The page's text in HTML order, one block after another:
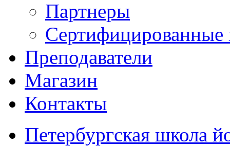
Партнеры
Сертифицированные
Преподаватели
Магазин
Контакты
Петербургская школа